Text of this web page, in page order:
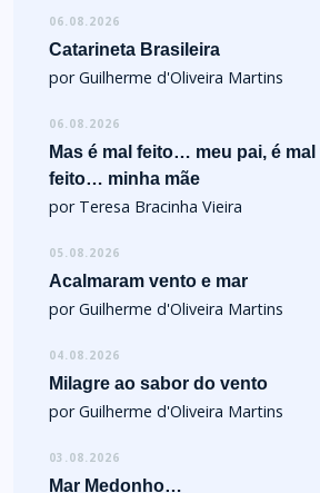
06.08.2026
Catarineta Brasileira
por Guilherme d'Oliveira Martins
06.08.2026
Mas é mal feito… meu pai, é
feito… minha mãe
por Teresa Bracinha Vieira
05.08.2026
Acalmaram vento e mar
por Guilherme d'Oliveira Martins
04.08.2026
Milagre ao sabor do vento
por Guilherme d'Oliveira Martins
03.08.2026
Mar Medonho…